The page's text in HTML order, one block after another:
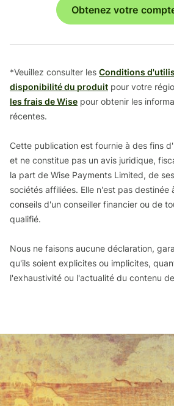
Obtenez votre
*Veuillez consulter les Conditions
disponibilité du produit pour votre
les frais de Wise pour obtenir les
récentes.
Cette publication est fournie à des fins
et ne constitue pas un avis juridique,
la part de Wise Payments Limited, de
sociétés affiliées. Elle n'est pas destinée
conseils d'un conseiller financier ou de
qualifié.
Nous ne faisons aucune déclaration,
qu'ils soient explicites ou implicites,
l'exhaustivité ou l'actualité du contenu